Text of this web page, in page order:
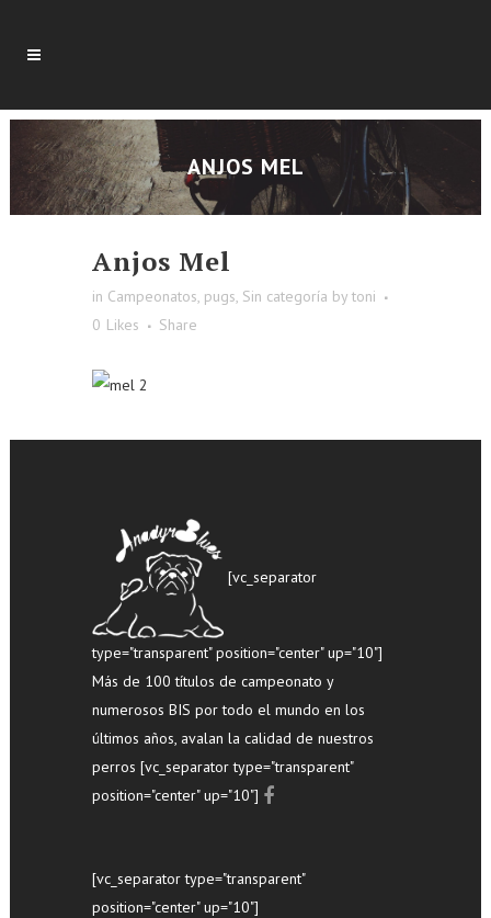
ANJOS MEL
Anjos Mel
in Campeonatos, pugs, Sin categoría by toni
0 Likes Share
[vc_separator
type="transparent" position="center" up="10"]
Más de 100 títulos de campeonato y
numerosos BIS por todo el mundo en los
últimos años, avalan la calidad de nuestros
perros [vc_separator type="transparent"
position="center" up="10"]
[vc_separator type="transparent"
position="center" up="10"]